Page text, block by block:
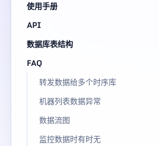
使用手册
API
数据库表结构
FAQ
转发数据给多个时序库
机器列表数据异常
数据流图
监控数据时有时无